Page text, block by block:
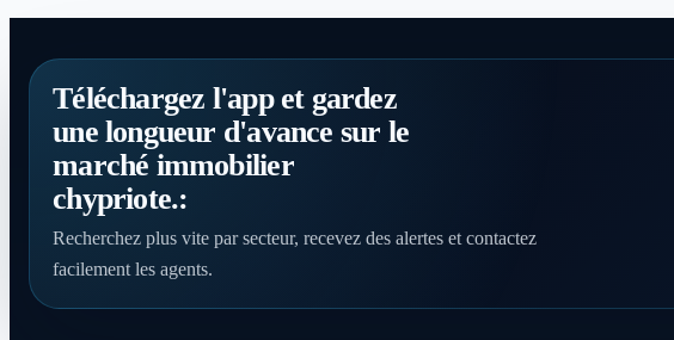
Téléchargez l'app et gardez
une longueur d'avance sur le
marché immobilier
chypriote.:
Recherchez plus vite par secteur, recevez des alertes et contactez
facilement les agents.